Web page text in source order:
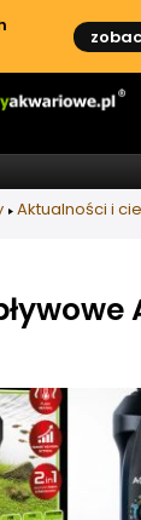
Aktualności i